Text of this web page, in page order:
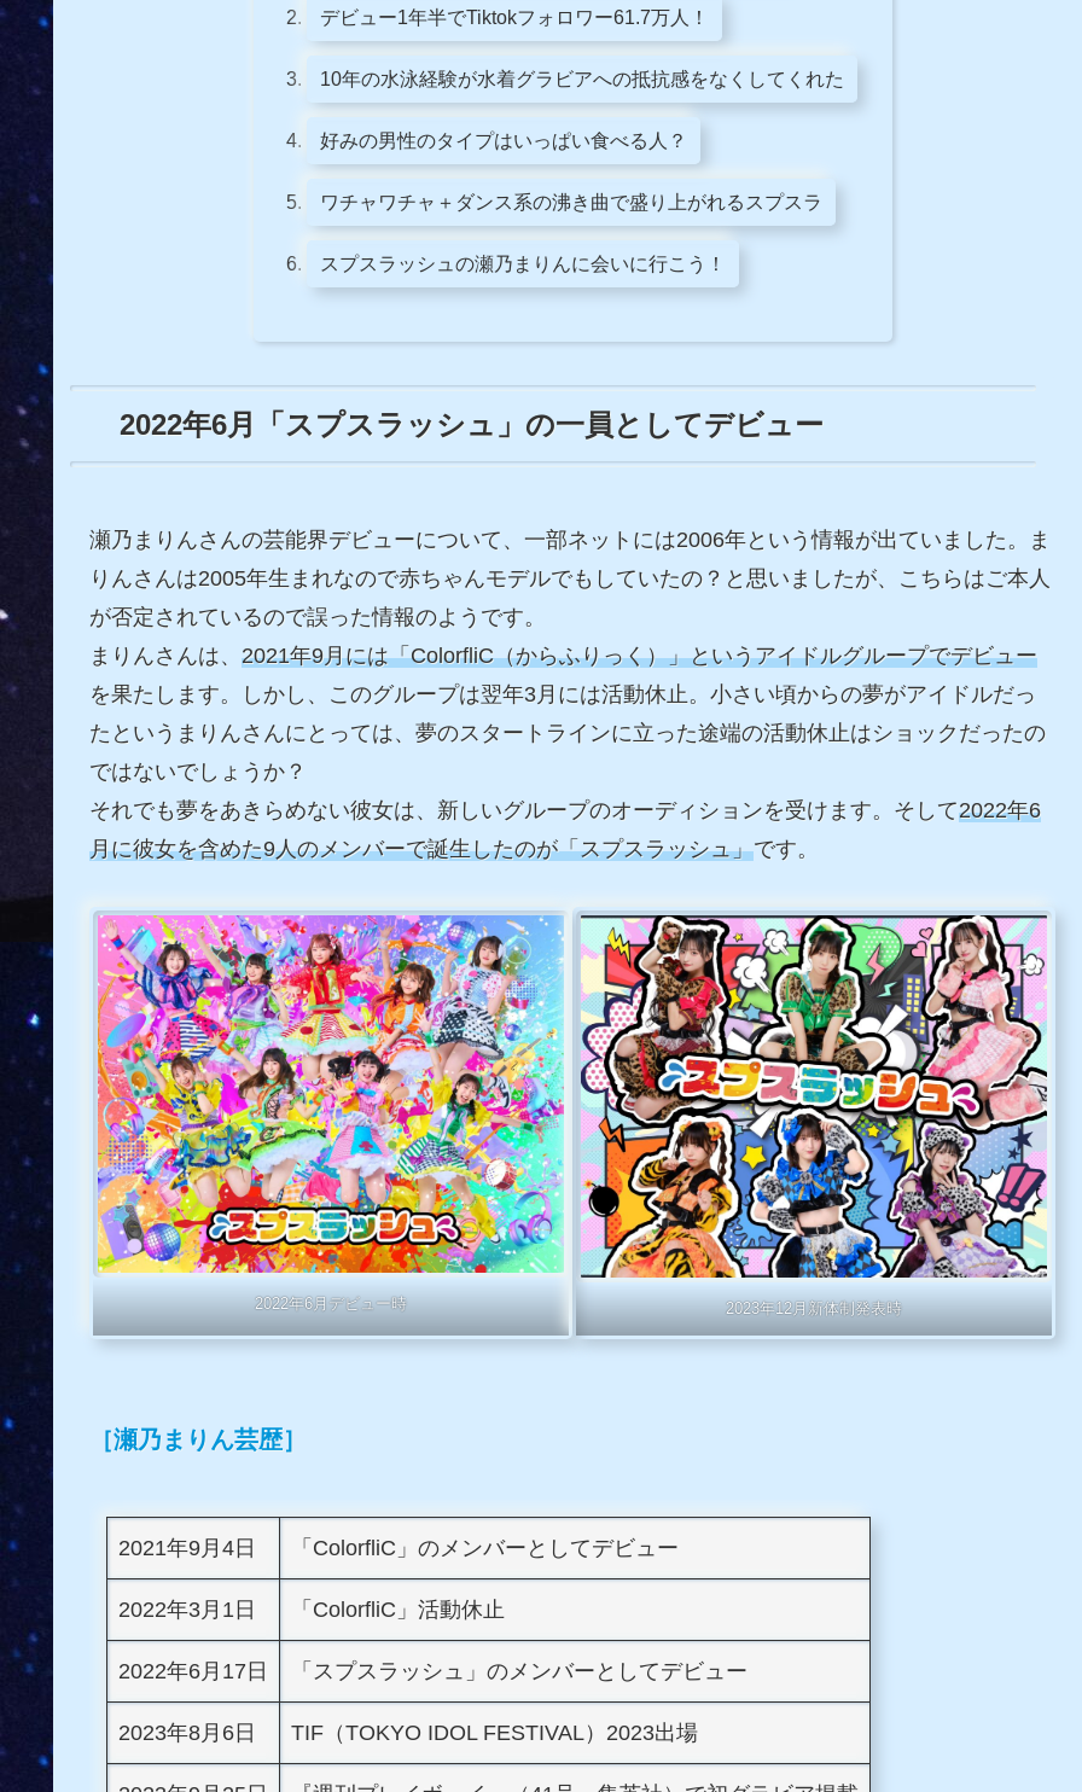
デビュー1年半でTiktokフォロワー61.7万人！
10年の水泳経験が水着グラビアへの抵抗感をなくしてくれた
好みの男性のタイプはいっぱい食べる人？
ワチャワチャ＋ダンス系の沸き曲で盛り上がれるスプスラ
スプスラッシュの瀬乃まりんに会いに行こう！
2022年6月「スプスラッシュ」の一員としてデビュー
瀬乃まりんさんの芸能界デビューについて、一部ネットには2006年という情報が出ていました。ま
りんさんは2005年生まれなので赤ちゃんモデルでもしていたの？と思いましたが、こちらはご本人
が否定されているので誤った情報のようです。
まりんさんは、 2021年9月には「ColorfliC（からふりっく）」というアイドルグループでデビュー
を果たします。しかし、このグループは翌年3月には活動休止。小さい頃からの夢がアイドルだっ
たというまりんさんにとっては、夢のスタートラインに立った途端の活動休止はショックだったの
ではないでしょうか？
それでも夢をあきらめない彼女は、新しいグループのオーディションを受けます。そして2022年6
月に彼女を含めた9人のメンバーで誕生したのが「スプスラッシュ」です。
2022年6月デビュー時 2023年12月新体制発表時
［瀬乃まりん芸歴］
2021年9月4日 「ColorfliC」のメンバーとしてデビュー
2022年3月1日 「ColorfliC」活動休止
2022年6月17日 「スプスラッシュ」のメンバーとしてデビュー
2023年8月6日 TIF（TOKYO IDOL FESTIVAL）2023出場